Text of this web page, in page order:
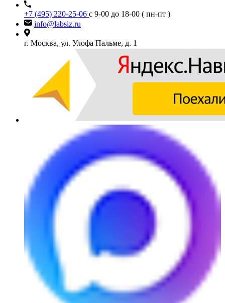
+7 (495) 220-25-06 с 9-00 до 18-00 ( пн-пт )
info@labsiz.ru
г. Москва, ул. Улофа Пальме, д. 1